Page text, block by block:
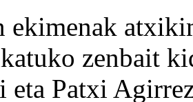
ekimenak
zenbait
eta Patxi